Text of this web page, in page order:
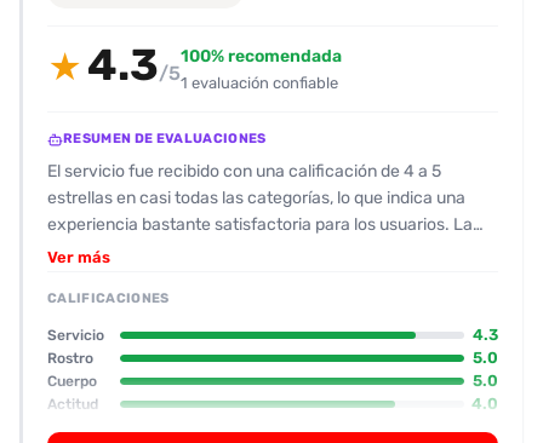
★ 4.3/5
100% recomendada
1 evaluación confiable
RESUMEN DE EVALUACIONES
El servicio fue recibido con una calificación de 4 a 5
estrellas en casi todas las categorías, lo que indica una
experiencia bastante satisfactoria para los usuarios. La
escort, de 19 años, luce un físico natural y atractivo, con
comentarios sobre su apariencia subrayan que las fotos
están algo retocadas, pero en persona sigue cumpliendo
las expectativas. En cuanto a la actitud, se destaca por ser
amable, “parchadita” y algo tímida pero juguetona; mostró
disposición para complacer y se mantuvo higiénica en
todo momento. Los servicios principales fueron los besos
Ver más
CALIFICACIONES
Servicio 4.3
Rostro 5.0
Cuerpo 5.0
Actitud 4.0